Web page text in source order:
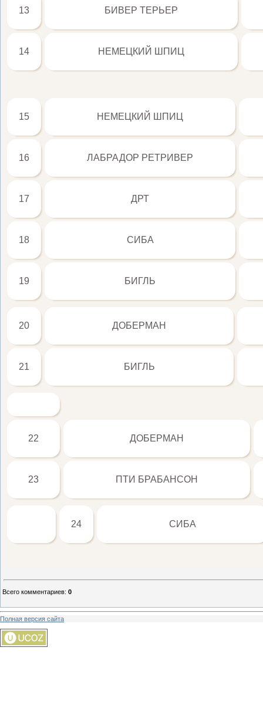
13 БИВЕР ТЕРЬЕР
14 НЕМЕЦКИЙ ШПИЦ
15 НЕМЕЦКИЙ ШПИЦ
16 ЛАБРАДОР РЕТРИВЕР
17 ДРТ
18 СИБА
19 БИГЛЬ
20 ДОБЕРМАН
21 БИГЛЬ
22 ДОБЕРМАН
23 ПТИ БРАБАНСОН
24 СИБА
Всего комментариев: 0
Полная версия сайта